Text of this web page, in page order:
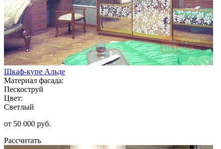
Шкаф-купе Альде
Материал фасада:
Пескоструй
Цвет:
Светлый
от 50 000 руб.
Рассчитать